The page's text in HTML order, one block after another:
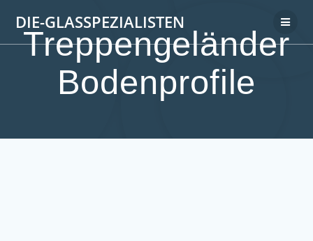
DIE-GLASSPEZIALISTEN
Treppengeländer
Bodenprofile